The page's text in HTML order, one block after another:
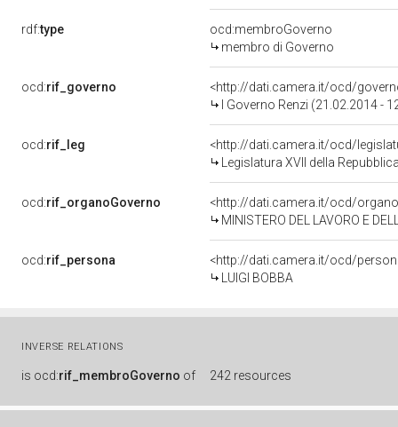
rdf:type
ocd:membroGoverno
membro di Governo
ocd:rif_governo
<http://dati.camera.it/ocd/
I Governo Renzi (21.02.2014 -
ocd:rif_leg
<http://dati.camera.it/ocd/
Legislatura XVII della
ocd:rif_organoGoverno
<http://dati.camera.it/ocd/
MINISTERO DEL LAVORO E
ocd:rif_persona
<http://dati.camera.it/ocd/
LUIGI BOBBA
INVERSE RELATIONS
is ocd:rif_membroGoverno of 242 resources